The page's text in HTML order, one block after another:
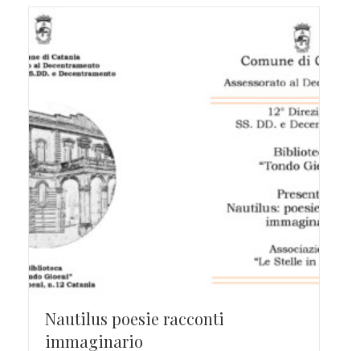
Nautilus poesie racconti
immaginario